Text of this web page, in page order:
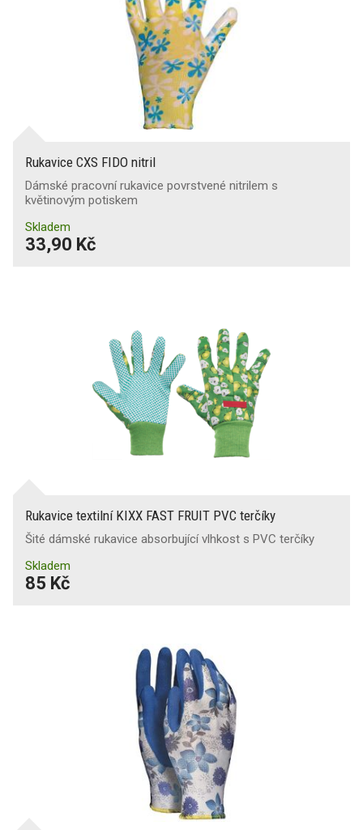
Rukavice CXS FIDO nitril
Dámské pracovní rukavice povrstvené nitrilem s
květinovým potiskem
Skladem
33,90 Kč
Rukavice textilní KIXX FAST FRUIT PVC terčíky
Šité dámské rukavice absorbující vlhkost s PVC terčíky
Skladem
85 Kč